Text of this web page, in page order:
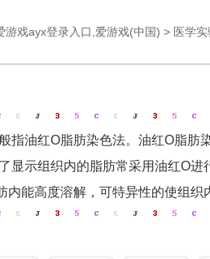
游戏ayx登录入口,爱游戏(中国) > 医学实
指油红O脂肪染色法。油红O脂肪
显示组织内的脂肪常采用油红O进
内能高度溶解，可特异性的使组织